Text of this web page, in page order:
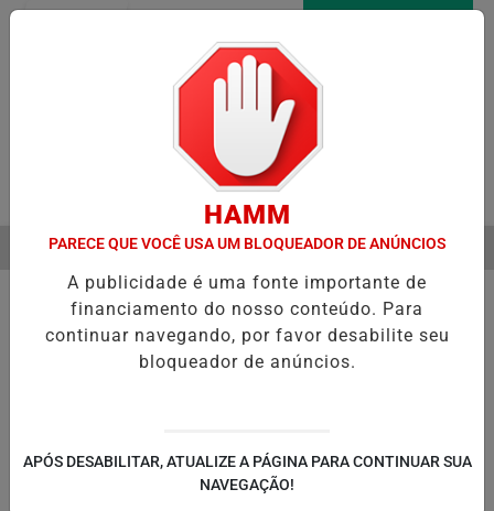
Pesquisar Notícia
RECUPERAÇÃO FISCAL PARA EQUILIBRAR CONTAS PÚBLICAS
EM ALTA
MENU
HAMM
PARECE QUE VOCÊ USA UM BLOQUEADOR DE ANÚNCIOS
A publicidade é uma fonte importante de
financiamento do nosso conteúdo. Para
continuar navegando, por favor desabilite seu
bloqueador de anúncios.
APÓS DESABILITAR, ATUALIZE A PÁGINA PARA CONTINUAR SUA
NAVEGAÇÃO!